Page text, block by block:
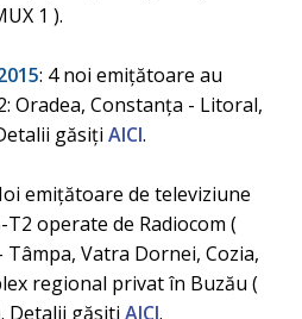
1 ).
: 4 noi emițătoare au
Oradea, Constanţa - Litoral,
găsiți AICI.
emițătoare de televiziune
operate de Radiocom (
Vatra Dornei, Cozia,
regional privat în Buzău (
Detalii găsiti AICI.